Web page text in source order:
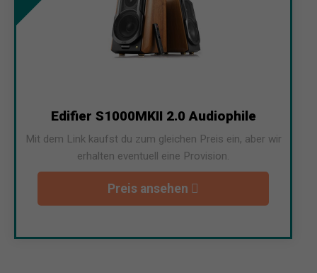
Edifier S1000MKII 2.0 Audiophile
Mit dem Link kaufst du zum gleichen Preis ein, aber wir
erhalten eventuell eine Provision.
Preis ansehen